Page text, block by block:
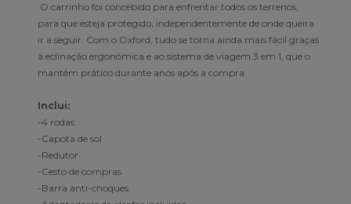
O carrinho foi concebido para enfrentar todos os terrenos,
para que esteja protegido, independentemente de onde queira
ir a seguir. Com o Oxford, tudo se torna ainda mais fácil graças
à eclinação ergonómica e ao sistema de viagem 3 em 1, que o
mantém prático durante anos após a compra.
Inclui:
-4 rodas
-Capota de sol
-Redutor
-Cesto de compras
-Barra anti-choques